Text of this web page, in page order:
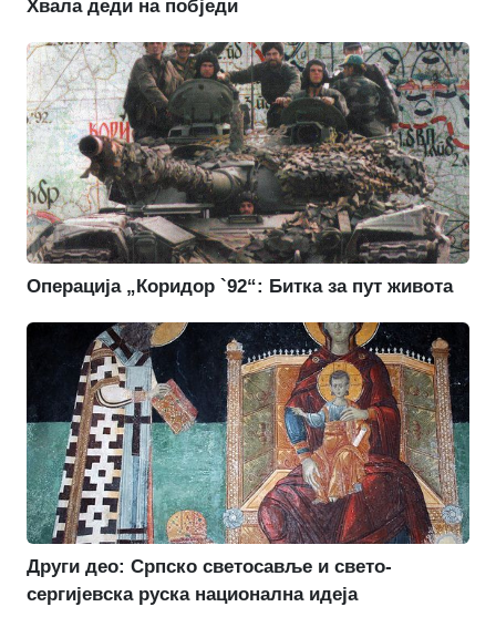
Хвала деди на побједи
Операција „Коридор `92“: Битка за пут живота
Други део: Српско светосавље и свето-
сергијевска руска национална идеја